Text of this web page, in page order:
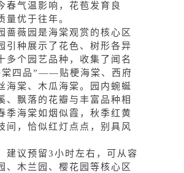
春气温影响，花苞发育良
量优于往年。
蔷薇园是海棠观赏的核心区
引种展示了花色、树形各异
多个园艺品种，收集了闻名
棠四品”——贴梗海棠、西府
海棠、木瓜海棠。园内蜿蜒
、飘落的花瓣与丰富品种相
季海棠如烟似霞，秋季红黄
间，恰似红灯点点，别具风
建议预留3小时左右，可从容
、木兰园、樱花园等核心区